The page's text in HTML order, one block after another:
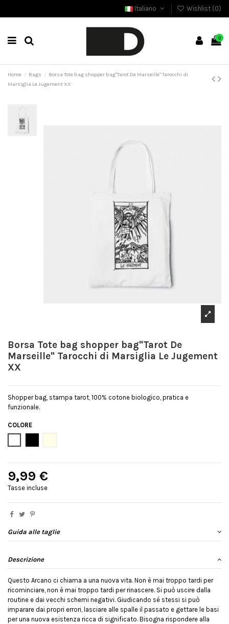
Italiano Wishlist (0)
0
Home Bags
Borsa Tote bag shopper bag"Tarot De Marseille" Tarocchi di
Marsiglia Le Jugement XX
Borsa Tote bag shopper bag"Tarot De
Marseille" Tarocchi di Marsiglia Le Jugement
XX
Shopper bag, stampa tarot, 100% cotone biologico, pratica e
funzionale.
COLORE
9,99 €
Tasse incluse
Guida alle taglie
Descrizione
Questo Arcano ci chiama a una nuova vita. Non è mai troppo tardi per
ricominciare, non è mai troppo tardi per rinascere. Si può uscire dalla
routine e dai vecchi schemi negativi. Giudicando sé stessi si può
imparare dai propri errori, lasciare alle spalle il passato e gettare le basi
per una nuova esistenza ricca di significato. Bisogna rispondere alla